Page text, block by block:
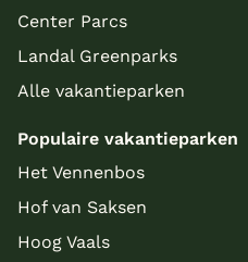
Center Parcs
Landal Greenparks
Alle vakantieparken
Populaire vakantieparken
Het Vennenbos
Hof van Saksen
Hoog Vaals